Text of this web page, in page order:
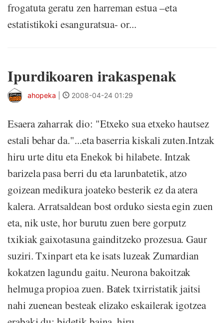
frogatuta geratu zen harreman estua –eta
estatistikoki esanguratsua- or...
Ipurdikoaren irakaspenak
ahopeka 2008-04-24 01:29
Esaera zaharrak dio: "Etxeko sua etxeko hautsez
estali behar da."...eta baserria kiskali zuten.Intzak
hiru urte ditu eta Enekok bi hilabete. Intzak
barizela pasa berri du eta larunbatetik, atzo
goizean medikura joateko besterik ez da atera
kalera. Arratsaldean bost orduko siesta egin zuen
eta, nik uste, hor burutu zuen bere gorputz
txikiak gaixotasuna gainditzeko prozesua. Gaur
suziri. Txinpart eta ke isats luzeak Zumardian
kokatzen lagundu gaitu. Neurona bakoitzak
helmuga propioa zuen. Batek txirristatik jaitsi
nahi zuenean besteak elizako eskailerak igotzea